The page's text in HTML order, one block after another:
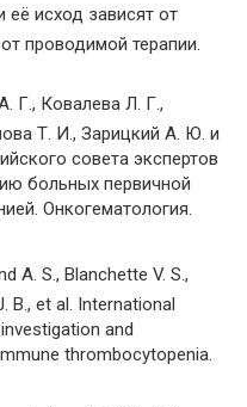
её исход зависят от
проводимой терапии.
Г., Ковалева Л. Г.,
Т. И., Зарицкий А. Ю. и
совета экспертов
больных первичной
Онкогематология.
A. S., Blanchette V. S.,
B., et al. International
and
thrombocytopenia.